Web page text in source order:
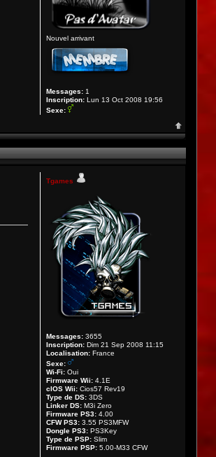
Nouvel arrivant
Messages: 1
Inscription: Lun 13 Oct 2008 19:56
Sexe:
Tgames
Messages: 3655
Inscription: Dim 21 Sep 2008 11:15
Localisation: France
Sexe:
Wi-Fi: Oui
Firmware Wii: 4.1E
cIOS Wii: Cios57 Rev19
Type de DS: 3DS
Linker DS: M3i Zero
Firmware PS3: 4.00
CFW PS3: 3.55 PS3MFW
Dongle PS3: PS3Key
Type de PSP: Slim
Firmware PSP: 5.00-M33 CFW